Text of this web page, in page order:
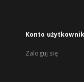
Konto
Zaloguj się